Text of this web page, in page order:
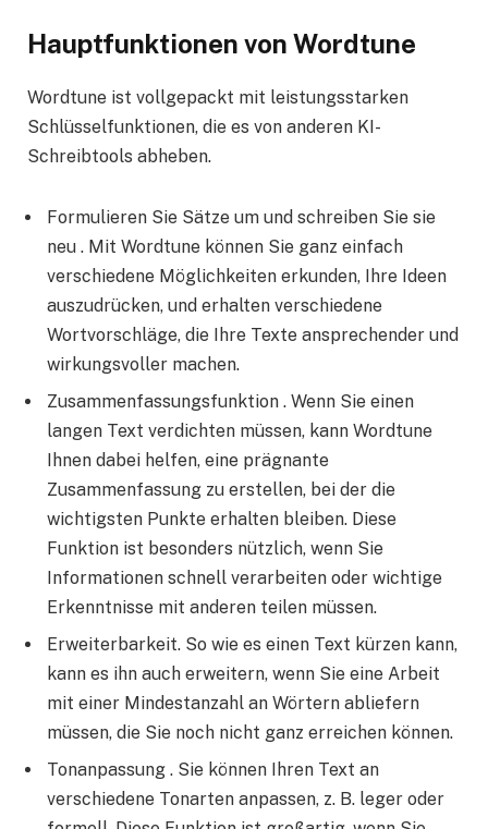
Hauptfunktionen von Wordtune
Wordtune ist vollgepackt mit leistungsstarken
Schlüsselfunktionen, die es von anderen KI-
Schreibtools abheben.
Formulieren Sie Sätze um und schreiben Sie sie
neu . Mit Wordtune können Sie ganz einfach
verschiedene Möglichkeiten erkunden, Ihre Ideen
auszudrücken, und erhalten verschiedene
Wortvorschläge, die Ihre Texte ansprechender und
wirkungsvoller machen.
Zusammenfassungsfunktion . Wenn Sie einen
langen Text verdichten müssen, kann Wordtune
Ihnen dabei helfen, eine prägnante
Zusammenfassung zu erstellen, bei der die
wichtigsten Punkte erhalten bleiben. Diese
Funktion ist besonders nützlich, wenn Sie
Informationen schnell verarbeiten oder wichtige
Erkenntnisse mit anderen teilen müssen.
Erweiterbarkeit. So wie es einen Text kürzen kann,
kann es ihn auch erweitern, wenn Sie eine Arbeit
mit einer Mindestanzahl an Wörtern abliefern
müssen, die Sie noch nicht ganz erreichen können.
Tonanpassung . Sie können Ihren Text an
verschiedene Tonarten anpassen, z. B. leger oder